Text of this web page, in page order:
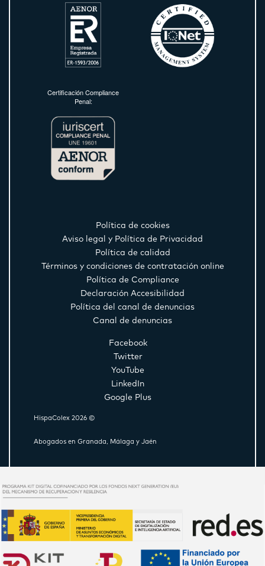
Certificación Compliance
Penal:
Política de cookies
Aviso legal y Política de Privacidad
Política de calidad
Términos y condiciones de contratación online
Política de Compliance
Declaración Accesibilidad
Política del canal de denuncias
Canal de denuncias
Facebook
Twitter
YouTube
LinkedIn
Google Plus
HispaColex 2026 ©
Abogados en Granada, Málaga y Jaén